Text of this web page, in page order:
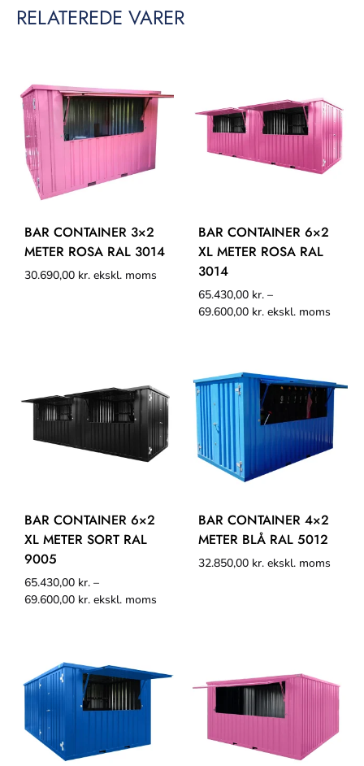
RELATEREDE VARER
BAR CONTAINER 3×2
METER ROSA RAL 3014
30.690,00 kr. ekskl. moms
BAR CONTAINER 6×2
XL METER ROSA RAL
3014
65.430,00 kr. –
69.600,00 kr. ekskl. moms
BAR CONTAINER 6×2
XL METER SORT RAL
9005
65.430,00 kr. –
69.600,00 kr. ekskl. moms
BAR CONTAINER 4×2
METER BLÅ RAL 5012
32.850,00 kr. ekskl. moms